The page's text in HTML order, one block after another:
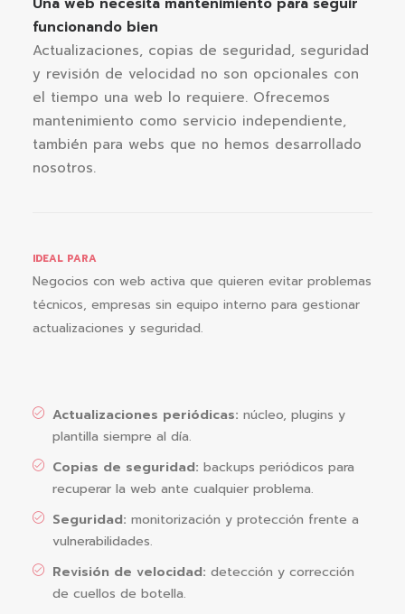
funcionando bien
Actualizaciones, copias de seguridad, seguridad
y revisión de velocidad no son opcionales con
el tiempo una web lo requiere. Ofrecemos
mantenimiento como servicio independiente,
también para webs que no hemos desarrollado
nosotros.
IDEAL PARA
Negocios con web activa que quieren evitar problemas
técnicos, empresas sin equipo interno para gestionar
actualizaciones y seguridad.
Actualizaciones periódicas: núcleo, plugins y
plantilla siempre al día.
Copias de seguridad: backups periódicos para
recuperar la web ante cualquier problema.
Seguridad: monitorización y protección frente a
vulnerabilidades.
Revisión de velocidad: detección y corrección
de cuellos de botella.